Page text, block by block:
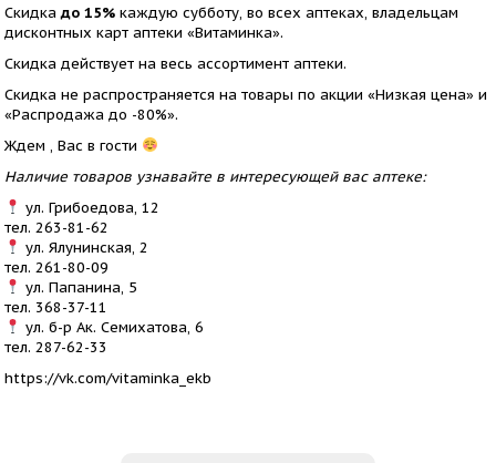
Скидкадо 15% каждую субботу, во всех аптеках, владельцам
дисконтных карт аптеки «Витаминка».
Скидка действует на весь ассортимент аптеки.
Скидка не распространяется на товары по акции «Низкая цена» и
«Распродажа до -80%».
Ждем , Вас в гости
Наличие товаров узнавайте в интересующей вас аптеке:
ул. Грибоедова, 12
тел. 263-81-62
ул. Ялунинская, 2
тел. 261-80-09
ул. Папанина, 5
тел. 368-37-11
ул. б-р Ак. Семихатова, 6
тел. 287-62-33
https://vk.com/vitaminka_ekb